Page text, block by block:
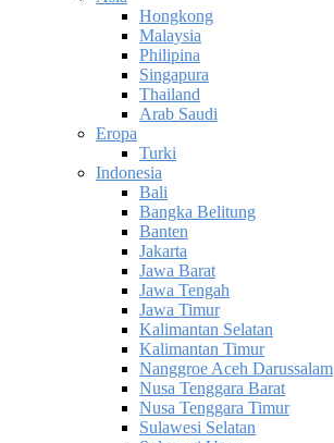
Hongkong
Malaysia
Philipina
Singapura
Thailand
Arab Saudi
Eropa
Turki
Indonesia
Bali
Bangka Belitung
Banten
Jakarta
Jawa Barat
Jawa Tengah
Jawa Timur
Kalimantan Selatan
Kalimantan Timur
Nanggroe Aceh Darussalam
Nusa Tenggara Barat
Nusa Tenggara Timur
Sulawesi Selatan